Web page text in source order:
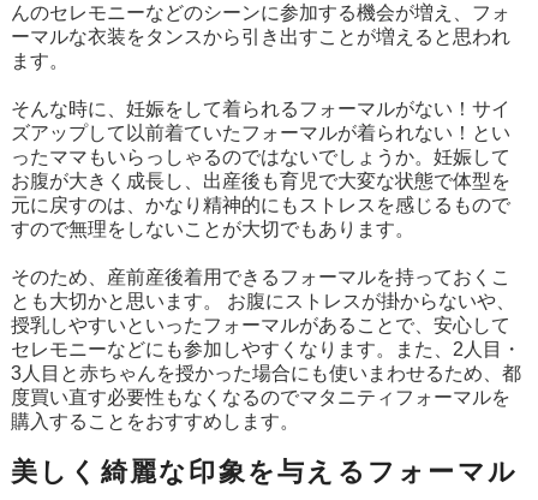
んのセレモニーなどのシーンに参加する機会が増え、フォ
ーマルな衣装をタンスから引き出すことが増えると思われ
ます。
そんな時に、妊娠をして着られるフォーマルがない！サイ
ズアップして以前着ていたフォーマルが着られない！とい
ったママもいらっしゃるのではないでしょうか。妊娠して
お腹が大きく成長し、出産後も育児で大変な状態で体型を
元に戻すのは、かなり精神的にもストレスを感じるもので
すので無理をしないことが大切でもあります。
そのため、産前産後着用できるフォーマルを持っておくこ
とも大切かと思います。 お腹にストレスが掛からないや、
授乳しやすいといったフォーマルがあることで、安心して
セレモニーなどにも参加しやすくなります。また、2人目・
3人目と赤ちゃんを授かった場合にも使いまわせるため、都
度買い直す必要性もなくなるのでマタニティフォーマルを
購入することをおすすめします。
美しく綺麗な印象を与えるフォーマル